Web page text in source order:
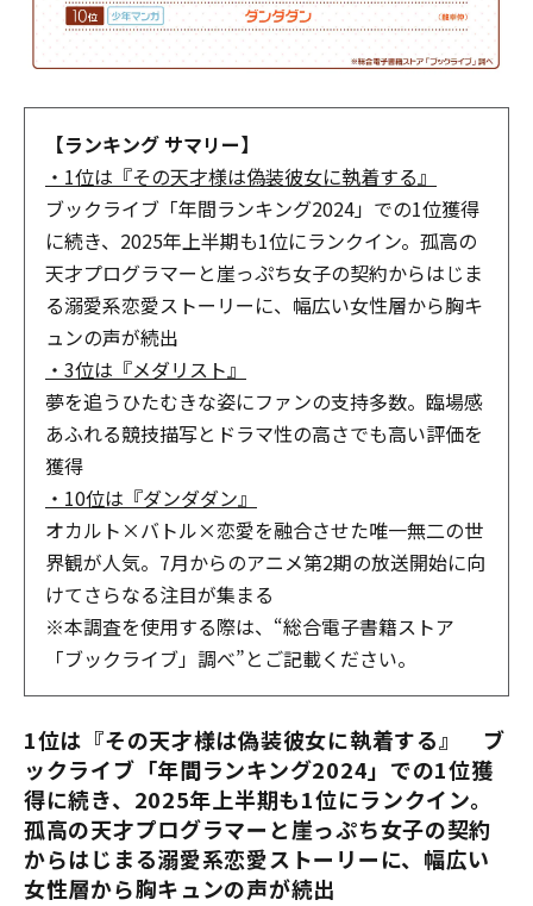
【ランキング サマリー】
・1位は『その天才様は偽装彼女に執着する』
ブックライブ「年間ランキング2024」での1位獲得
に続き、2025年上半期も1位にランクイン。孤高の
天才プログラマーと崖っぷち女子の契約からはじま
る溺愛系恋愛ストーリーに、幅広い女性層から胸キ
ュンの声が続出
・3位は『メダリスト』
夢を追うひたむきな姿にファンの支持多数。臨場感
あふれる競技描写とドラマ性の高さでも高い評価を
獲得
・10位は『ダンダダン』
オカルト×バトル×恋愛を融合させた唯一無二の世
界観が人気。7月からのアニメ第2期の放送開始に向
けてさらなる注目が集まる
※本調査を使用する際は、“総合電子書籍ストア
「ブックライブ」調べ”とご記載ください。
1位は『その天才様は偽装彼女に執着する』 ブ
ックライブ「年間ランキング2024」での1位獲
得に続き、2025年上半期も1位にランクイン。
孤高の天才プログラマーと崖っぷち女子の契約
からはじまる溺愛系恋愛ストーリーに、幅広い
女性層から胸キュンの声が続出